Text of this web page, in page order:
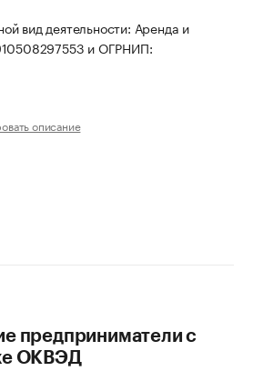
вид деятельности: Аренда и
и ОГРНИП:
описание
предприниматели с
ОКВЭД